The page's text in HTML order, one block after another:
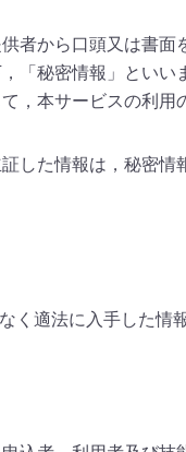
者から口頭又は書面
「秘密情報」といい
，本サービスの利用
た情報は，秘密情
く適法に入手した情